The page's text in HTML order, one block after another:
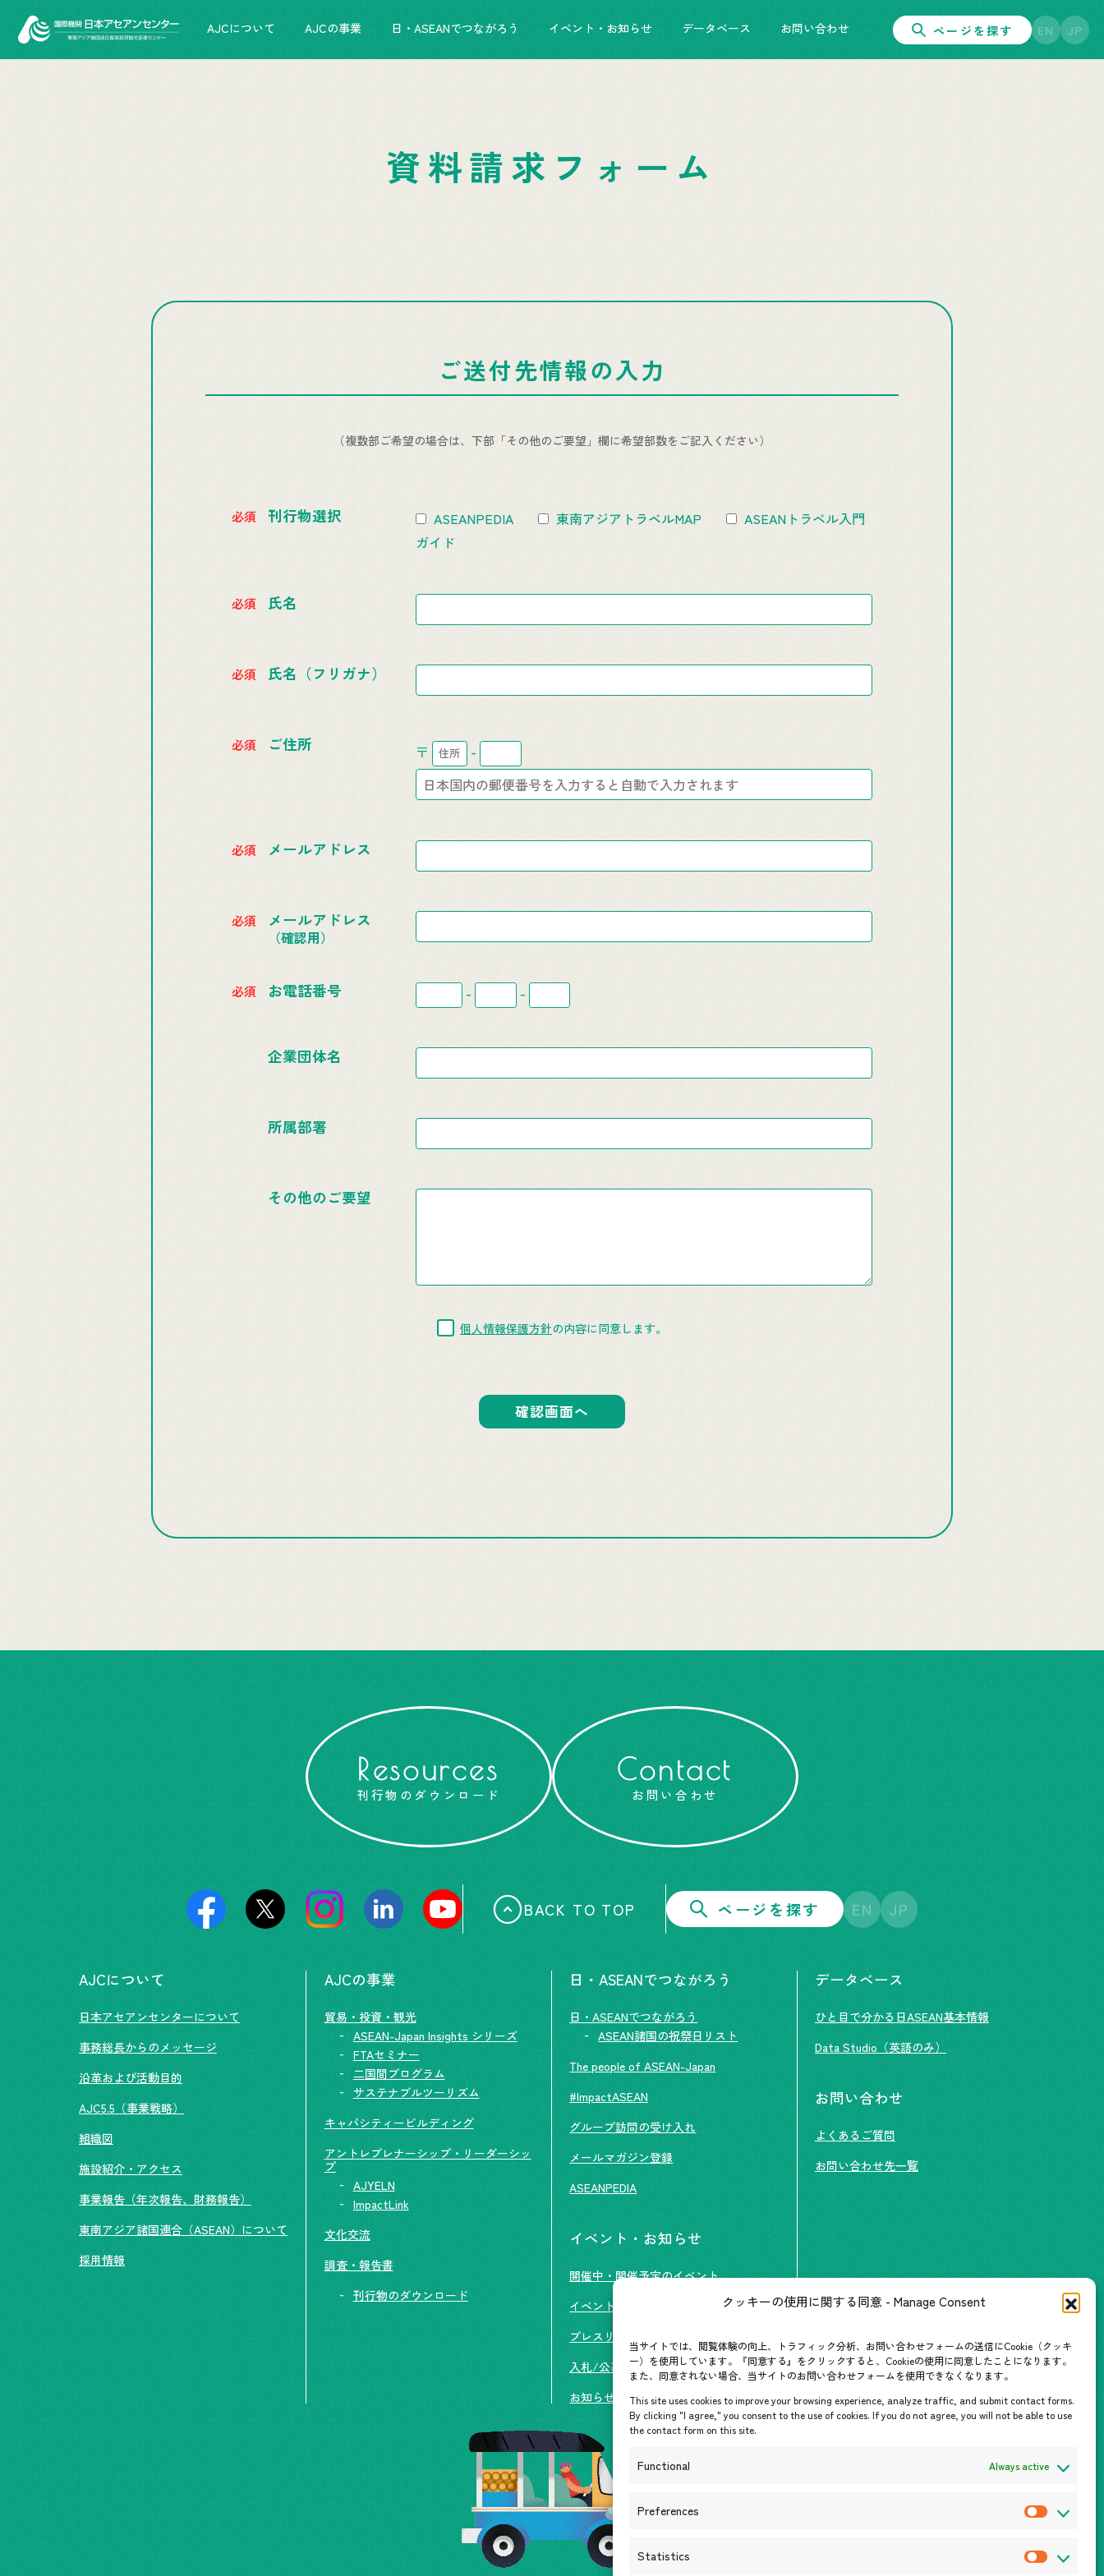
クッキーの使用に関する同意 - Manage Consent
当サイトでは、閲覧体験の向上、トラフィック分析、お問い合わせフォームの送信にCookie（クッキ
ー）を使用しています。『同意する』をクリックすると、Cookieの使用に同意したことになります。
また、同意されない場合、当サイトのお問い合わせフォームを使用できなくなります。
This site uses cookies to improve your browsing experience, analyze traffic, and submit contact forms.
By clicking "I agree," you consent to the use of cookies. If you do not agree, you will not be able to use
the contact form on this site.
Functional Always active
Preferences
Statistics
AJCについて AJCの事業 日・ASEANでつながろう イベント・お知らせ データベース お問い合わせ ページを探す EN JP
資料請求フォーム
ご送付先情報の入力
（複数部ご希望の場合は、下部「その他のご要望」欄に希望部数をご記入ください）
刊行物選択 ASEANPEDIA 東南アジアトラベルMAP
ASEANトラベル入門
ガイド
氏名
氏名（フリガナ）
ご住所 〒 -
メールアドレス
メールアドレス
（確認用）
お電話番号 - -
企業団体名
所属部署
その他のご要望
個人情報保護方針の内容に同意します。
Resources
刊行物のダウンロード
Contact
お問い合わせ
BACK TO TOP ページを探す EN JP
AJCについて
日本アセアンセンターについて
事務総長からのメッセージ
沿革および活動目的
AJC5.5（事業戦略）
組織図
施設紹介・アクセス
事業報告（年次報告、財務報告）
東南アジア諸国連合（ASEAN）について
採用情報
AJCの事業
貿易・投資・観光
ASEAN-Japan Insights シリーズ
FTAセミナー
二国間プログラム
サステナブルツーリズム
キャパシティービルディング
アントレプレナーシップ・リーダーシッ
プ
AJYELN
ImpactLink
文化交流
調査・報告書
刊行物のダウンロード
日・ASEANでつながろう
日・ASEANでつながろう
ASEAN諸国の祝祭日リスト
The people of ASEAN-Japan
#ImpactASEAN
グループ訪問の受け入れ
メールマガジン登録
ASEANPEDIA
イベント・お知らせ
開催中・開催予定のイベント
イベント案内
プレスリリース/メディア掲載情報
入札/公募情報
お知らせ
データベース
ひと目で分かる日ASEAN基本情報
Data Studio（英語のみ）
お問い合わせ
よくあるご質問
お問い合わせ先一覧